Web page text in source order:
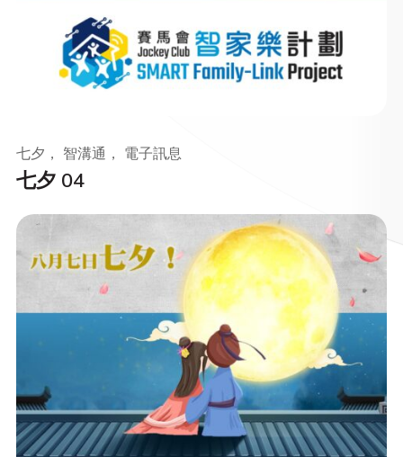
七夕 04
七夕， 智溝通， 電子訊息